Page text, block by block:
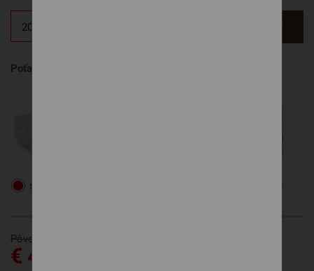
Chcem vlastný rozmer
Poťah
SILK
Pôvodne € 562
€ 494